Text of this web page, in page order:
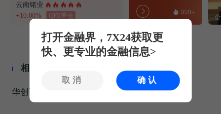
云南锗业
+10.00%
QFII重仓
相关推荐
华创证券：白酒Q2加速出清 大众品龙头稳健
打开金融界，7X24获取更
快、更专业的金融信息>
取消 确认